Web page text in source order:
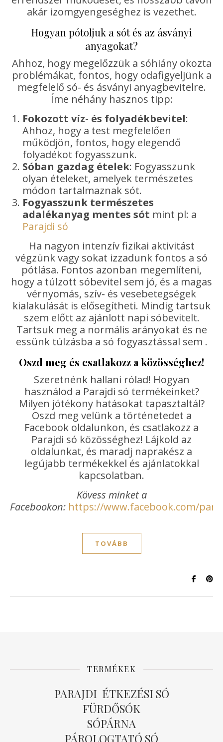
akár izomgyengeséghez is vezethet.
Hogyan pótoljuk a sót és az ásványi
anyagokat?
Ahhoz, hogy megelőzzük a sóhiány okozta
problémákat, fontos, hogy odafigyeljünk a
megfelelő só- és ásványi anyagbevitelre.
Íme néhány hasznos tipp:
Fokozott víz- és folyadékbevitel:
Ahhoz, hogy a test megfelelően
működjön, fontos, hogy elegendő
folyadékot fogyasszunk.
Sóban gazdag ételek: Fogyasszunk
olyan ételeket, amelyek természetes
módon tartalmaznak sót.
Fogyasszunk természetes
adalékanyag mentes sót mint pl: a
Parajdi só
Ha nagyon intenzív fizikai aktivitást
végzünk vagy sokat izzadunk fontos a só
pótlása. Fontos azonban megemlíteni,
hogy a túlzott sóbevitel sem jó, és a magas
vérnyomás, szív- és vesebetegségek
kialakulását is elősegítheti. Mindig tartsuk
szem előtt az ajánlott napi sóbevitelt.
Tartsuk meg a normális arányokat és ne
essünk túlzásba a só fogyasztással sem .
Oszd meg és csatlakozz a közösséghez!
Szeretnénk hallani rólad! Hogyan
használod a Parajdi só termékeinket?
Milyen jótékony hatásokat tapasztaltál?
Oszd meg velünk a történetedet a
Facebook oldalunkon, és csatlakozz a
Parajdi só közösséghez! Lájkold az
oldalunkat, és maradj naprakész a
legújabb termékekkel és ajánlatokkal
kapcsolatban.
Kövess minket a
Facebookon: https://www.facebook.com/
TOVÁBB
TERMÉKEK
PARAJDI ÉTKEZÉSI SÓ
FÜRDŐSÓK
SÓPÁRNA
PÁROLOGTATÓ SÓ